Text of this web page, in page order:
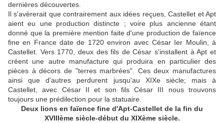
dernières découvertes.
Il s'avèrerait que contrairement aux idées reçues, Castellet et Apt
aient eu une production distincte ; voire plus ancienne étant
donné que la première mention faite d'une production de faïence
fine en France date de 1720 environ avec César Ier Moulin, à
Castellet. Vers 1770, deux des fils de César s'installent à Apt et
créent une autre manufacture qui produira en particulier des
pièces à décors de "terres marbrées". Ces deux manufactures
ainsi que d'autres perdurent jusqu'au XIXe siècle; mais à
Castellet, avec César II et son fils César III nous trouvons
toujours une prédilection pour la statuaire.
Deux lions en faïence fine d'Apt-Castellet de la fin du
XVIIIème siècle-début du XIXème siècle.